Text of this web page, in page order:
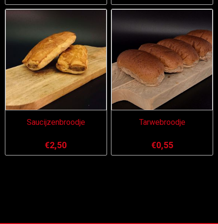
Saucijzenbroodje
€2,50
Tarwebroodje
€0,55